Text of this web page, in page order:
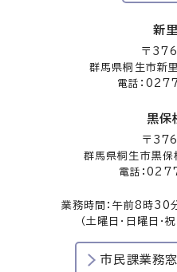
新
〒
群馬県桐生市新
電話：
黒保
〒
群馬県桐生市黒
電話：
業務時間：午前8時30
（土曜日・日曜日・
市民課業務